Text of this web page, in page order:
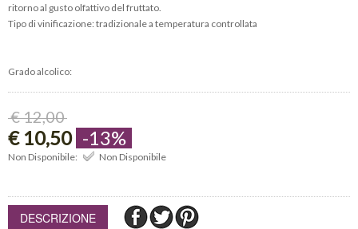
ritorno al gusto olfattivo del fruttato.
Tipo di vinificazione: tradizionale a temperatura controllata
Grado alcolico:
€ 12,00
€ 10,50 -13%
Non Disponibile: Non Disponibile
DESCRIZIONE